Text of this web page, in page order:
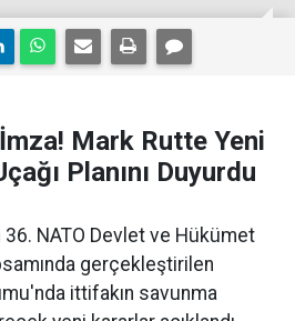
Mark Rutte Yeni
Planını Duyurdu
NATO Devlet ve Hükümet
gerçekleştirilen
ittifakın savunma